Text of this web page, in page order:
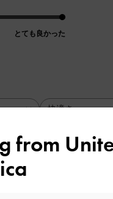
とても良かった
快適さ
from